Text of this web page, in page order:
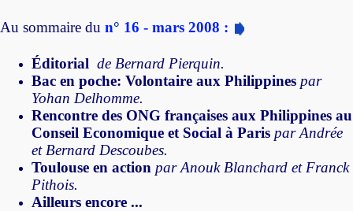
Au sommaire du n° 16 - mars 2008 :
Éditorial de Bernard Pierquin.
Bac en poche: Volontaire aux Philippines par
Yohan Delhomme.
Rencontre des ONG françaises aux Philippines au
Conseil Economique et Social à Paris par Andrée
et Bernard Descoubes.
Toulouse en action par Anouk Blanchard et Franck
Pithois.
Ailleurs encore ...